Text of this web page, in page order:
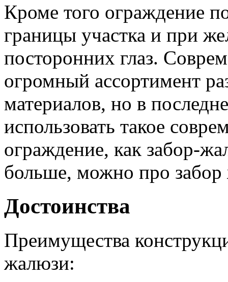
Кроме того ограждение
границы участка и при
посторонних глаз.
огромный ассортимент
материалов, но в
использовать такое
ограждение, как забор-
больше, можно про
Достоинства
Преимущества
жалюзи: